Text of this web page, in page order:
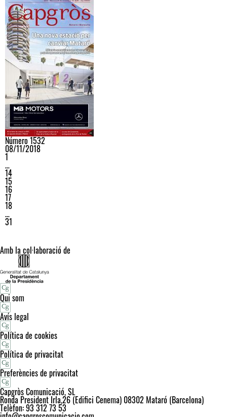
Número 1532
08/11/2018
1
…
14
15
16
17
18
…
31
Amb la col·laboració de
Qui som
Avís legal
Política de cookies
Política de privacitat
Preferències de privacitat
Capgròs Comunicació, SL
Ronda President Irla,26 (Edifici Cenema) 08302 Mataró (Barcelona)
Telèfon: 93 312 73 53